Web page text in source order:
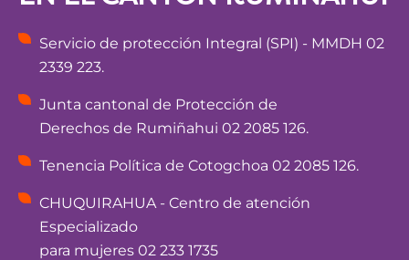
Servicio de protección Integral (SPI) - MMDH 02
2339 223.
Junta cantonal de Protección de
Derechos de Rumiñahui 02 2085 126.
Tenencia Política de Cotogchoa 02 2085 126.
CHUQUIRAHUA - Centro de atención
Especializado
para mujeres 02 233 1735